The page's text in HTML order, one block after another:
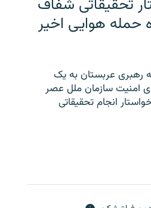
تحقیقاتی شفاف
حمله هوایی اخیر
رهبری عربستان به یک
امنیت سازمان ملل عصر
انجام تحقیقاتی